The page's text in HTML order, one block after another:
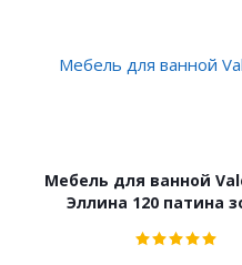
Мебель для ванной
Эллина 120 патина